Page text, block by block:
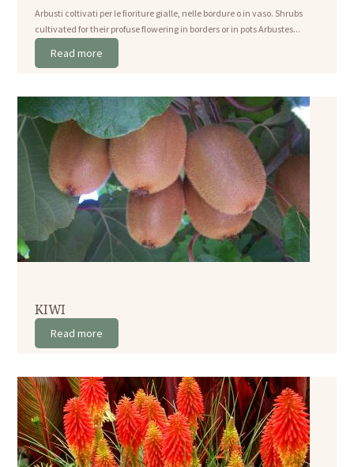
Arbusti coltivati per le fioriture gialle, nelle bordure o in vaso. Shrubs
cultivated for their profuse flowering in borders or in pots Arbustes...
Read more
KIWI
Read more